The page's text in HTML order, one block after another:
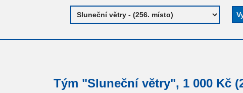
Tým "Sluneční větry", 1 000 Kč